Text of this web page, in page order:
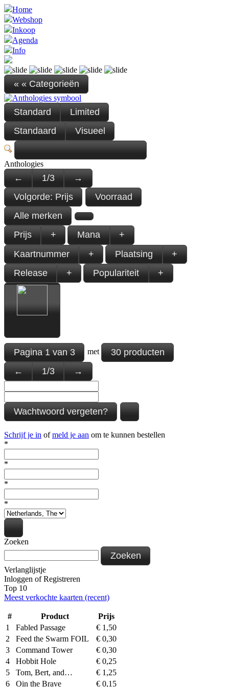
Home
Webshop
Inkoop
Agenda
Info
« « Categorieën
Standard
Limited
Standaard
Visueel
Anthologies
← 1/3
→
Volgorde: Prijs
Voorraad
Alle merken
Prijs
+ Mana
+
Kaartnummer
+ Plaatsing
+
Release
+ Populariteit +
Pagina1van3 met
30 producten
←
1/3 →
Wachtwoord vergeten?
Schrijf je in ofmeld je aan om te kunnen bestellen
*
*
*
*
Zoeken
Zoeken
Verlanglijstje
Inloggen ofRegistreren
Top 10
Meest verkochte kaarten (recent)
# Product
Prijs
1
Fabled Passage € 1,50
2
Feed the Swarm FOIL € 0,30
3
Command Tower € 0,30
4
Hobbit Hole € 0,25
5
Tom, Bert, and… € 1,25
6
Oin the Brave € 0,15